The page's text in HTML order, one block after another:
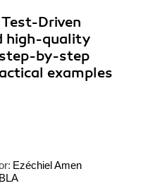
Driven
high-quality
by-step
examples
Ezéchiel Amen